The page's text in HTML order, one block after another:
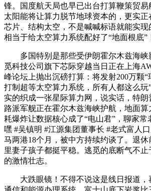
锋。国度航天局也早已出台打算鞭策贸
太阳能将让算力脱节地球资本的，更实
芯片、结构太空，不是喊喊标语就能实现
相当于给太空算力系统配好了“地面根底”
多国特别是那些受伊朗霍尔木兹海峡
觅科技公司旗下芯际穿越当日正在上海
峰论坛上抛出沉磅打算：将发射200万颗“
打制超等太空算力系统，所有人都这么玩
实的织成一张星际算力网，说实话，特
路派军舰正在霍尔木兹海峡护航，地面
耗爆炸让数据核心成了“电山君”，聊家常
嘿 #吴镇明 #江源集团董事长 #老式富人
马两港18个月，被中方持续约谈了。退
里妻子孩子都挺平稳。逃觅的底断气不
的激情壮志。
大跌眼镜！不得不说这是线日报道，